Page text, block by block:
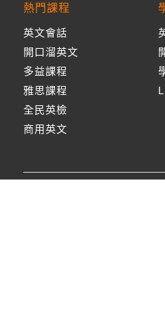
熱門課程
英文會話
開口溜英文
多益課程
雅思課程
全民英檢
商用英文